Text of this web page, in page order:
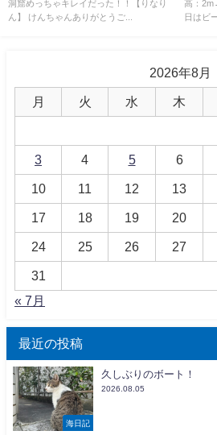
洞窟めっちゃキレイだった！！【りなり
ん】 けんちゃんありがとうご...
高：
日はビ
2026年8月
月 火 水 木
3 4 5 6
10 11 12 13
17 18 19 20
24 25 26 27
31
« 7月
最近の投稿
海日記
久しぶりのボート！
2026.08.05